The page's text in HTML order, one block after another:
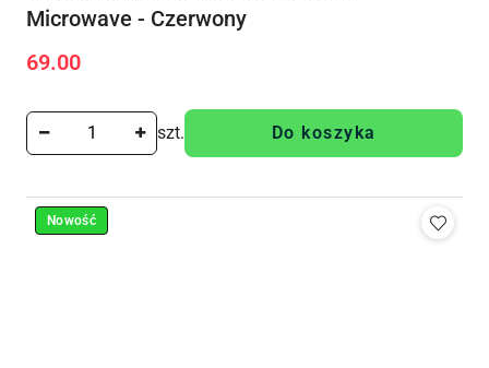
Microwave - Czerwony
Cena:
69.00
szt. Do koszyka
Nowość